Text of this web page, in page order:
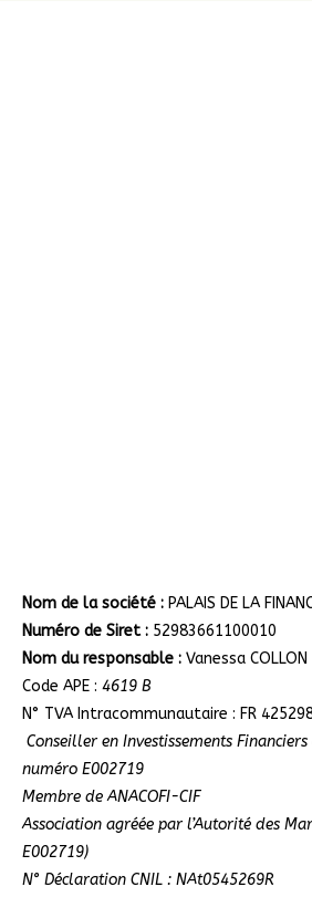
Nom de la société : PALAIS DE LA
Numéro de Siret : 52983661100010
Nom du responsable : Vanessa COLLON
Code APE : 4619 B
N° TVA Intracommunautaire : FR
Conseiller en Investissements
numéro E002719
Membre de ANACOFI-CIF
Association agréée par l’Autorité des
E002719)
N° Déclaration CNIL : NAt0545269R